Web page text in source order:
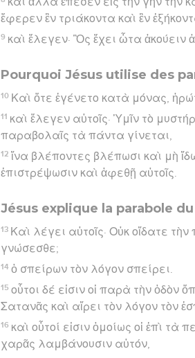
ἔφερεν ἓν τριάκοντα καὶ ἓν
9 καὶ ἔλεγεν· Ὃς ἔχει ὦτα ἀκούειν
Pourquoi Jésus utilise des
10 Καὶ ὅτε ἐγένετο κατὰ μόνας,
11 καὶ ἔλεγεν αὐτοῖς· Ὑμῖν τὸ
παραβολαῖς τὰ πάντα γίνεται,
12 ἵνα βλέποντες βλέπωσι καὶ μὴ
ἐπιστρέψωσιν καὶ ἀφεθῇ αὐτοῖς.
Jésus explique la parabole
13 Καὶ λέγει αὐτοῖς· Οὐκ οἴδατε
γνώσεσθε;
14 ὁ σπείρων τὸν λόγον σπείρει.
15 οὗτοι δέ εἰσιν οἱ παρὰ τὴν ὁδὸν
Σατανᾶς καὶ αἴρει τὸν λόγον τὸν
16 καὶ οὗτοί εἰσιν ὁμοίως οἱ ἐπὶ
χαρᾶς λαμβάνουσιν αὐτόν,